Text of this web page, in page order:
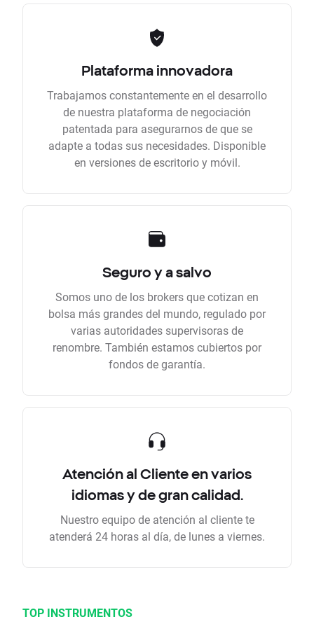
Plataforma innovadora
Trabajamos constantemente en el desarrollo
de nuestra plataforma de negociación
patentada para asegurarnos de que se
adapte a todas sus necesidades. Disponible
en versiones de escritorio y móvil.
Seguro y a salvo
Somos uno de los brokers que cotizan en
bolsa más grandes del mundo, regulado por
varias autoridades supervisoras de
renombre. También estamos cubiertos por
fondos de garantía.
Atención al Cliente en varios
idiomas y de gran calidad.
Nuestro equipo de atención al cliente te
atenderá 24 horas al día, de lunes a viernes.
TOP INSTRUMENTOS